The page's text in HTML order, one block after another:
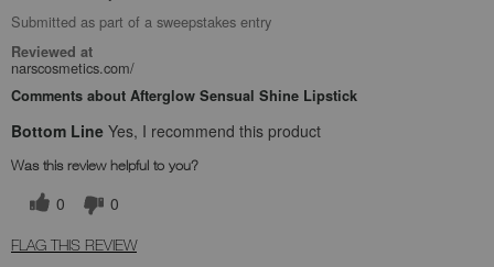
Submitted as part of a sweepstakes entry
Reviewed at
narscosmetics.com/
Comments about Afterglow Sensual Shine Lipstick
Bottom Line Yes, I recommend this product
Was this review helpful to you?
0 0
FLAG THIS REVIEW